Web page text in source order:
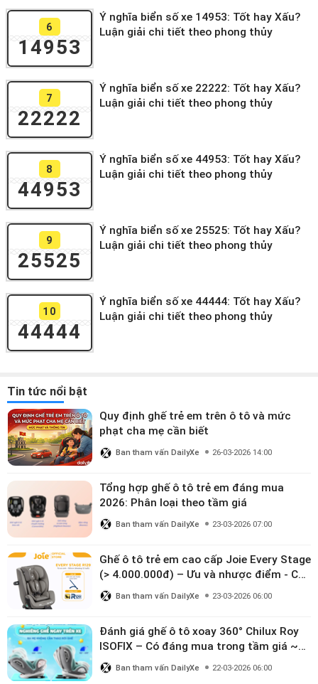
6
14953
Ý nghĩa biển số xe 14953: Tốt hay Xấu?
Luận giải chi tiết theo phong thủy
7
22222
Ý nghĩa biển số xe 22222: Tốt hay Xấu?
Luận giải chi tiết theo phong thủy
8
44953
Ý nghĩa biển số xe 44953: Tốt hay Xấu?
Luận giải chi tiết theo phong thủy
9
25525
Ý nghĩa biển số xe 25525: Tốt hay Xấu?
Luận giải chi tiết theo phong thủy
10
44444
Ý nghĩa biển số xe 44444: Tốt hay Xấu?
Luận giải chi tiết theo phong thủy
Tin tức nổi bật
Quy định ghế trẻ em trên ô tô và mức
phạt cha mẹ cần biết
Ban tham vấn DailyXe 26-03-2026 14:00
Tổng hợp ghế ô tô trẻ em đáng mua
2026: Phân loại theo tầm giá
Ban tham vấn DailyXe 23-03-2026 07:00
Ghế ô tô trẻ em cao cấp Joie Every Stage
(> 4.000.000đ) – Ưu và nhược điểm - Có
đáng đầu tư cho bé từ 0–12 tuổi?
Ban tham vấn DailyXe 23-03-2026 06:00
Đánh giá ghế ô tô xoay 360° Chilux Roy
ISOFIX – Có đáng mua trong tầm giá ~3
triệu
Ban tham vấn DailyXe 22-03-2026 06:00